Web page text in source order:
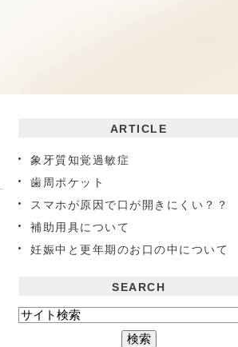
ARTICLE
象牙質知覚過敏症
歯周ポケット
スマホが原因で口が開きにくい？？
補助用具について
妊娠中と更年期のお口の中について
SEARCH